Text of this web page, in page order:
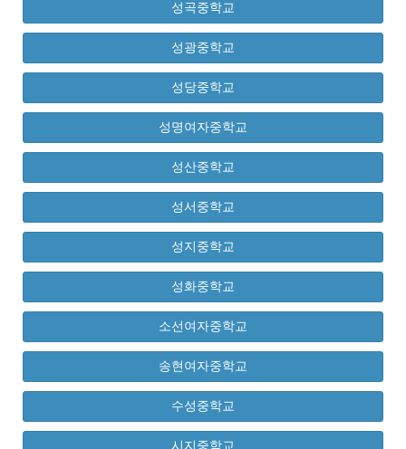
성곡중학교
성광중학교
성당중학교
성명여자중학교
성산중학교
성서중학교
성지중학교
성화중학교
소선여자중학교
송현여자중학교
수성중학교
시지중학교